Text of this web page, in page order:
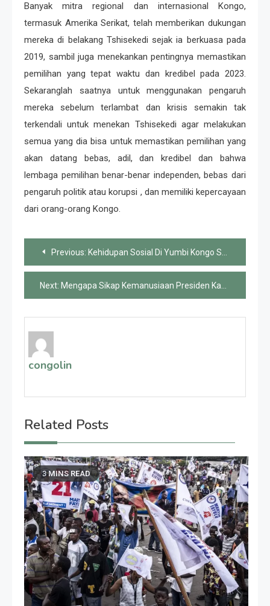
Banyak mitra regional dan internasional Kongo,
termasuk Amerika Serikat, telah memberikan dukungan
mereka di belakang Tshisekedi sejak ia berkuasa pada
2019, sambil juga menekankan pentingnya memastikan
pemilihan yang tepat waktu dan kredibel pada 2023.
Sekaranglah saatnya untuk menggunakan pengaruh
mereka sebelum terlambat dan krisis semakin tak
terkendali untuk menekan Tshisekedi agar melakukan
semua yang dia bisa untuk memastikan pemilihan yang
akan datang bebas, adil, dan kredibel dan bahwa
lembaga pemilihan benar-benar independen, bebas dari
pengaruh politik atau korupsi , dan memiliki kepercayaan
dari orang-orang Kongo.
Post
navigation
Previous: Kehidupan Sosial Di Yumbi Kongo Setelah Perang Antar Komunitas
Next: Mengapa Sikap Kemanusiaan Presiden Kagame di Kongo Menimbulkan Kecurigaan?
congolin
Related Posts
3 MINS READ